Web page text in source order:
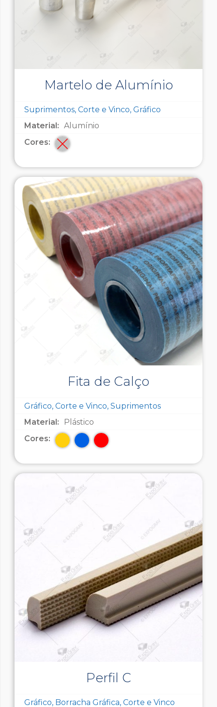
Martelo de Alumínio
Suprimentos, Corte e Vinco, Gráfico
Material: Alumínio
Cores:
Fita de Calço
Gráfico, Corte e Vinco, Suprimentos
Material:
Plástico
Cores:
Perfil C
Gráfico, Borracha Gráfica, Corte e Vinco